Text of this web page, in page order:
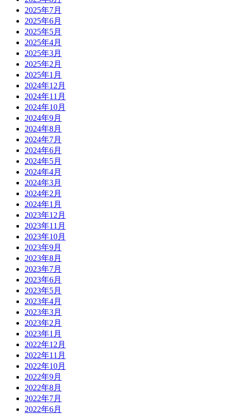
2025年7月
2025年6月
2025年5月
2025年4月
2025年3月
2025年2月
2025年1月
2024年12月
2024年11月
2024年10月
2024年9月
2024年8月
2024年7月
2024年6月
2024年5月
2024年4月
2024年3月
2024年2月
2024年1月
2023年12月
2023年11月
2023年10月
2023年9月
2023年8月
2023年7月
2023年6月
2023年5月
2023年4月
2023年3月
2023年2月
2023年1月
2022年12月
2022年11月
2022年10月
2022年9月
2022年8月
2022年7月
2022年6月